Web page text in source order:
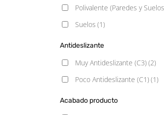
Polivalente (Paredes y
Suelos (1)
Antideslizante
Muy Antideslizante (C3)(2)
Poco Antideslizante (C1)(1)
Acabado producto